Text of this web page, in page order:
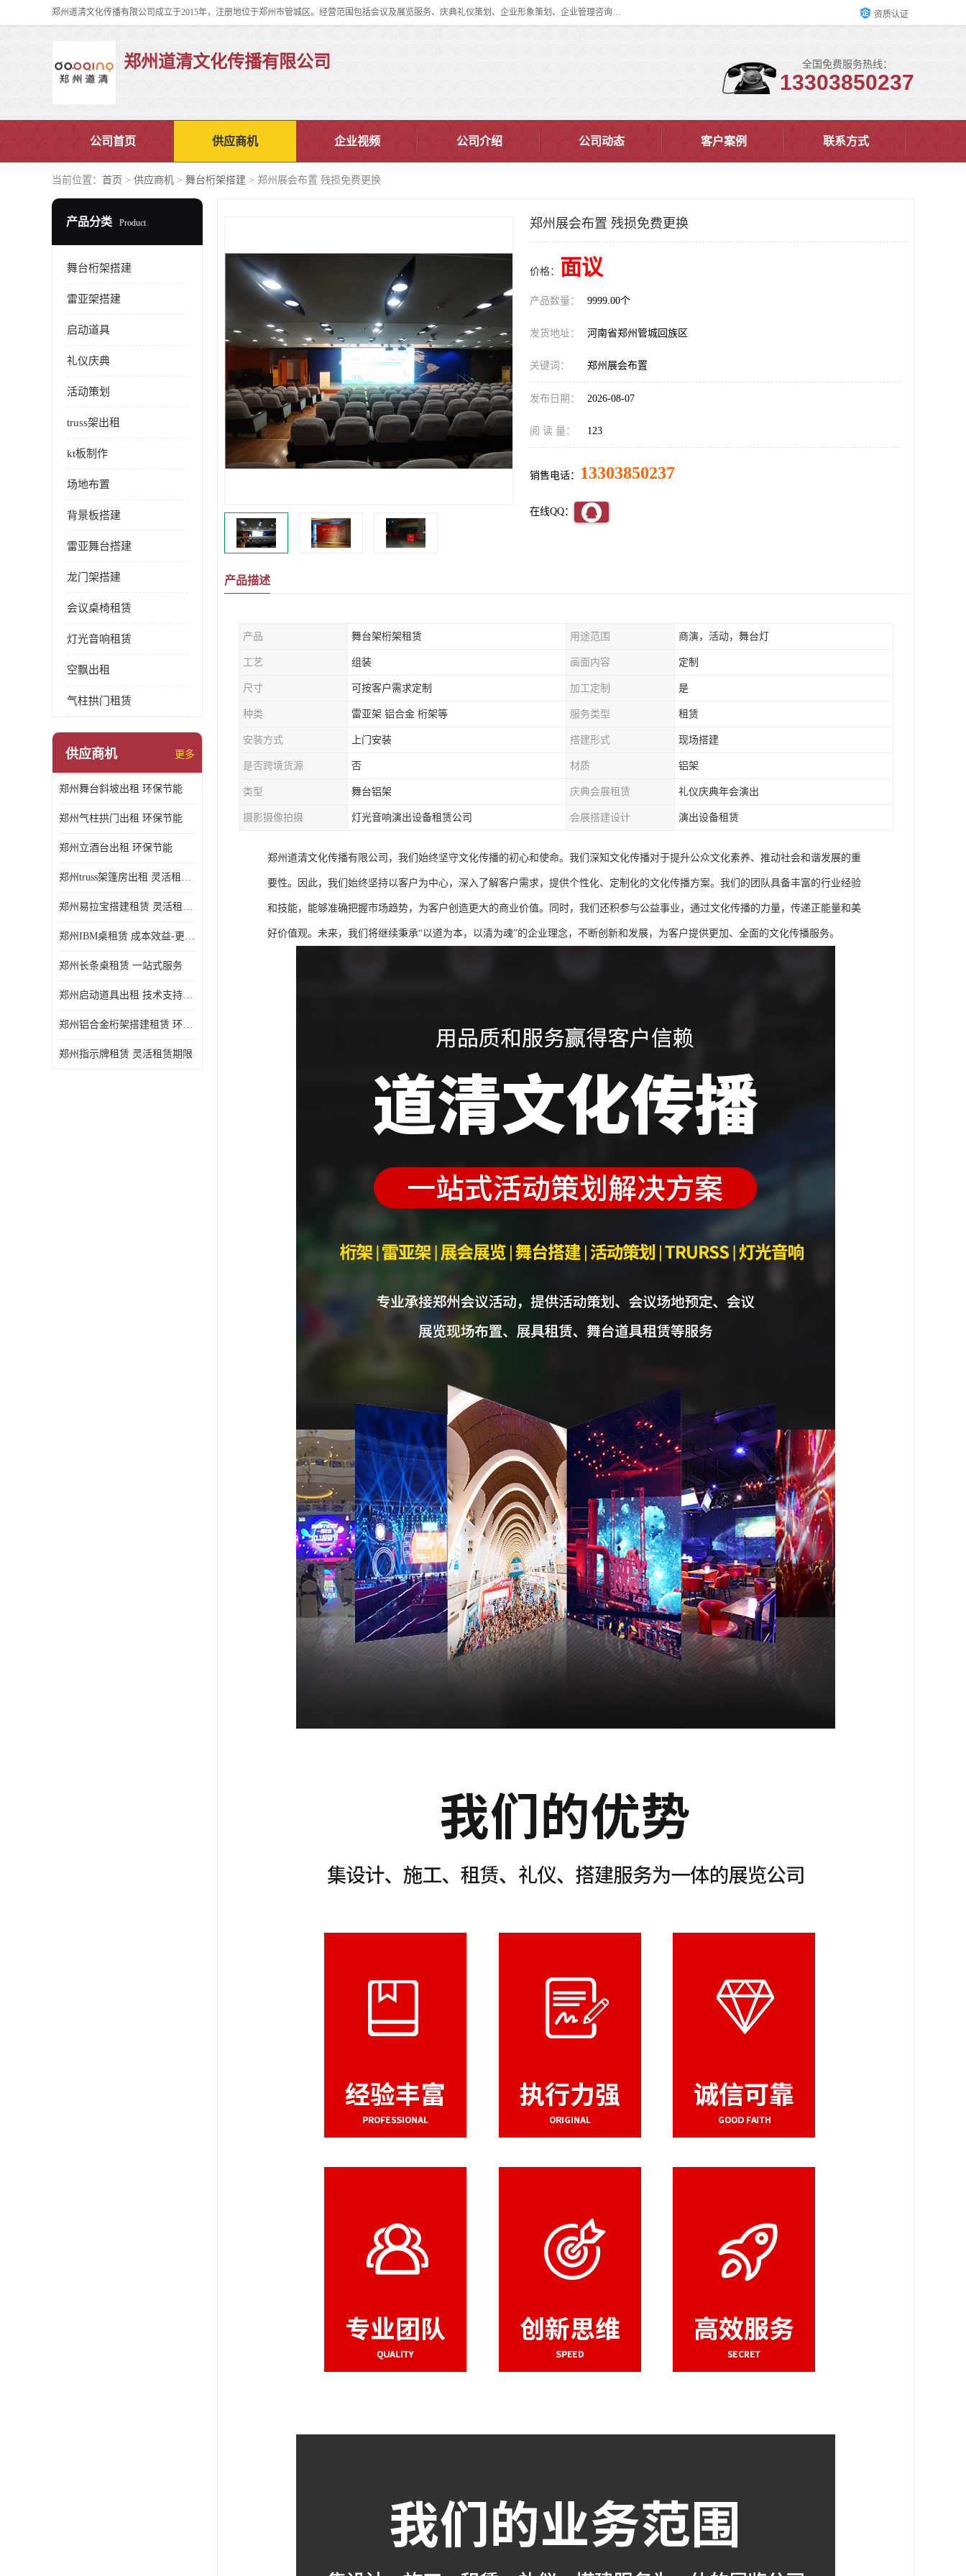
郑州道清文化传播有限公司成立于2015年，注册地位于郑州市管城区。经营范围包括会议及展览服务、庆典礼仪策划、企业形象策划、企业管理咨询、计算机图文设计、制作等。主要产品服务有：舞台桁架搭建，背景板搭建，灯光音响，雷亚舞台搭建、龙门架搭建、会议桌椅租赁、灯光音响租赁、空飘出租、气柱拱门租赁、喷绘写真制作、kt板制作。 资质认证
郑州道清文化传播有限公司 全国免费服务热线：
13303850237
公司首页 供应商机 企业视频 公司介绍 公司动态 客户案例 联系方式
当前位置： 首页 > 供应商机 > 舞台桁架搭建 > 郑州展会布置 残损免费更换
产品分类 Product
舞台桁架搭建
雷亚架搭建
启动道具
礼仪庆典
活动策划
truss架出租
kt板制作
场地布置
背景板搭建
雷亚舞台搭建
龙门架搭建
会议桌椅租赁
灯光音响租赁
空飘出租
气柱拱门租赁
供应商机 更多
郑州舞台斜坡出租 环保节能
郑州气柱拱门出租 环保节能
郑州立酒台出租 环保节能
郑州truss架篷房出租 灵活租赁期限
郑州易拉宝搭建租赁 灵活租赁期限
郑州IBM桌租赁 成本效益-更具经济性和实用性
郑州长条桌租赁 一站式服务
郑州启动道具出租 技术支持与现场服务
郑州铝合金桁架搭建租赁 环保节能
郑州指示牌租赁 灵活租赁期限
郑州展会布置 残损免费更换
价格： 面议
产品数量： 9999.00个
发货地址： 河南省郑州管城回族区
关键词： 郑州展会布置
发布日期： 2026-08-07
阅 读 量： 123
销售电话： 13303850237
在线QQ：
产品描述
产品 舞台架桁架租赁 用途范围 商演，活动，舞台灯
工艺 组装 画面内容 定制
尺寸 可按客户需求定制 加工定制 是
种类 雷亚架 铝合金 桁架等 服务类型 租赁
安装方式 上门安装 搭建形式 现场搭建
是否跨境货源 否 材质 铝架
类型 舞台铝架 庆典会展租赁 礼仪庆典年会演出
摄影摄像拍摄 灯光音响演出设备租赁公司 会展搭建设计 演出设备租赁
郑州道清文化传播有限公司，我们始终坚守文化传播的初心和使命。我们深知文化传播对于提升公众文化素养、推动社会和谐发展的重
要性。因此，我们始终坚持以客户为中心，深入了解客户需求，提供个性化、定制化的文化传播方案。我们的团队具备丰富的行业经验
和技能，能够准确把握市场趋势，为客户创造更大的商业价值。同时，我们还积参与公益事业，通过文化传播的力量，传递正能量和美
好价值观。未来，我们将继续秉承“以道为本，以清为魂”的企业理念，不断创新和发展，为客户提供更加、全面的文化传播服务。